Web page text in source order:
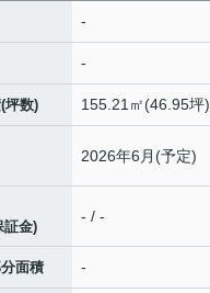
-
-
坪数) 155.21㎡(46.95坪)
2026年6月(予定)
証金)
- / -
面積 -